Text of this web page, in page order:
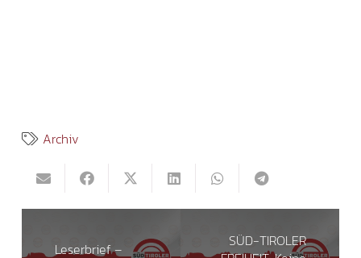
Archiv
Leserbrief –
SÜD-TIROLER